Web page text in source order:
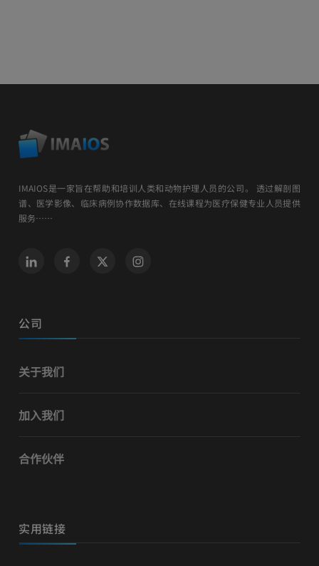
IMAIOS是一家旨在帮助和培训人类和动物护理人员的公司。 透过解剖图
谱、医学影像、临床病例协作数据库、在线课程为医疗保健专业人员提供
服务……
公司
关于我们
加入我们
合作伙伴
实用链接